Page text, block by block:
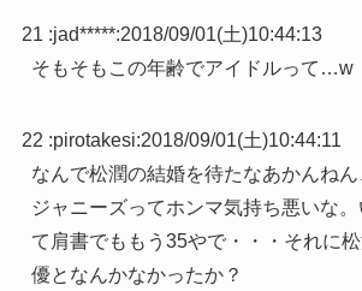
21 :jad*****:2018/09/01(土)10:44:13
そもそもこの年齢でアイドルって…w
22 :pirotakesi:2018/09/01(土)10:44:11
なんで松潤の結婚を待たなあかんねん
ジャニーズってホンマ気持ち悪いな
て肩書でももう35やで・・・それに
優となんかなかったか？